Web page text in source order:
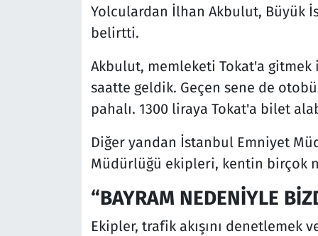
Yolculardan İlhan Akbulut, Büyük
belirtti.
Akbulut, memleketi Tokat'a
saatte geldik. Geçen sene de
pahalı. 1300 liraya Tokat'a bilet
Diğer yandan İstanbul Emniyet
Müdürlüğü ekipleri, kentin birçok
“BAYRAM NEDENİYLE
Ekipler, trafik akışını denetlemek